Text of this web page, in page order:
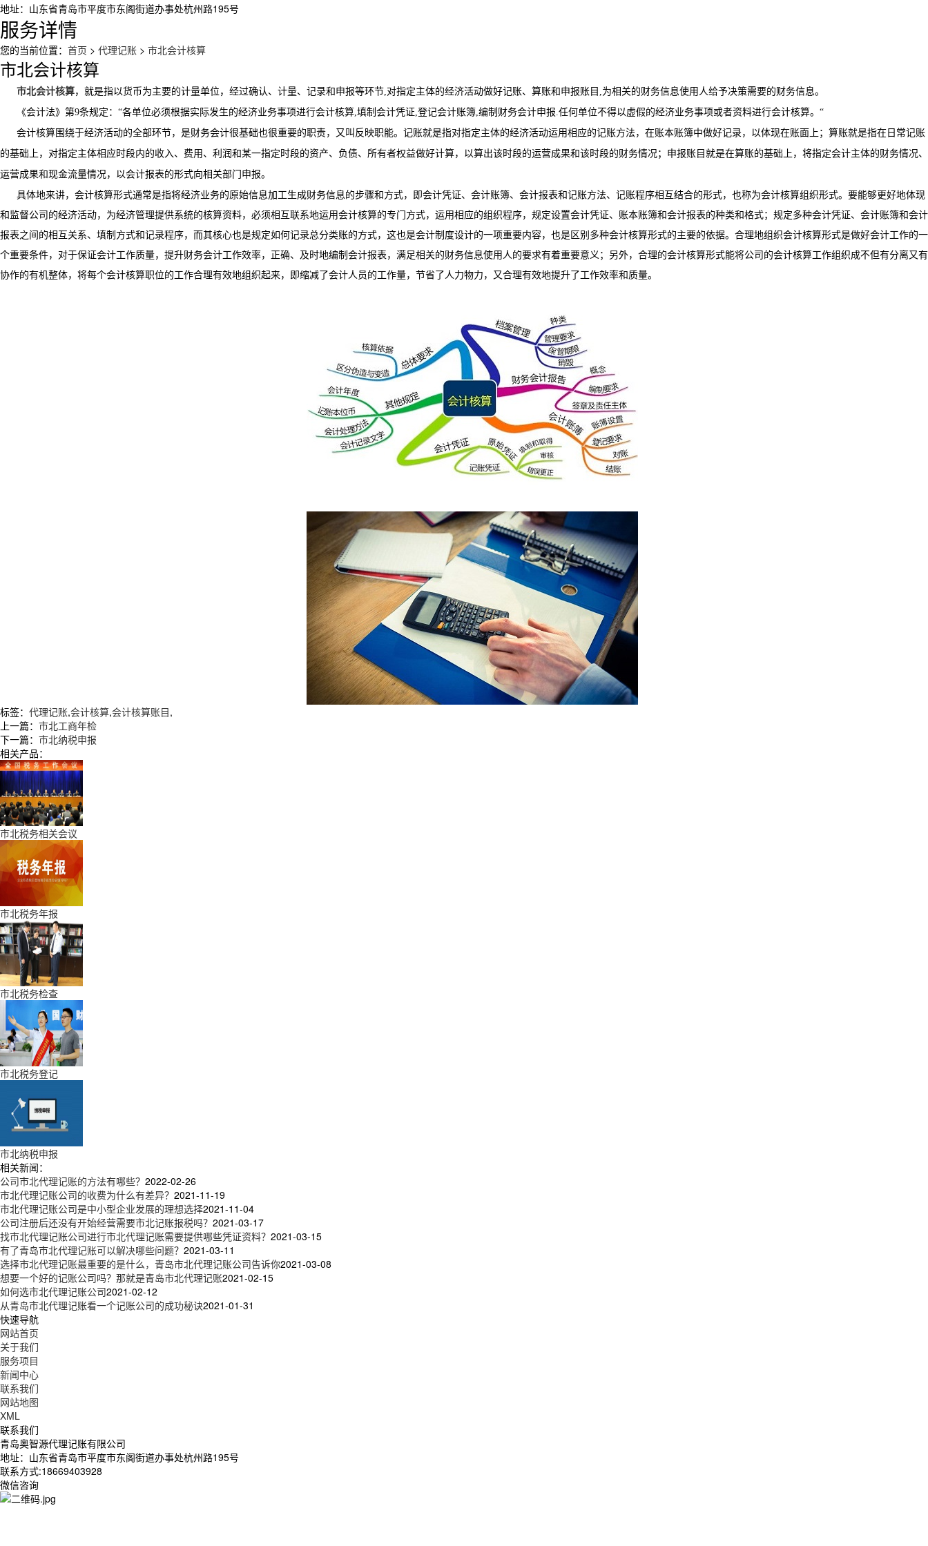
地址：山东省青岛市平度市东阁街道办事处杭州路195号
服务详情
您的当前位置： 首页 > 代理记账 > 市北会计核算
市北会计核算
市北会计核算，就是指以货币为主要的计量单位，经过确认、计量、记录和申报等环节,对指定主体的经济活动做好记账、算账和申报账目 ,为相关的财务信息使用人给予决策需要的财务信息。
《会计法》第9条规定：“各单位必须根据实际发生的经济业务事项进行会计核算,填制会计凭证,登记会计账簿,编制财务会计申报.任何单位不得以虚假的经济业务事项或者资料进行会计核算。“
会计核算围绕于经济活动的全部环节，是财务会计很基础也很重要的职责，又叫反映职能。记账就是指对指定主体的经济活动运用相应的记账方法，在账本账簿中做好记录，以体现在账面上；算账就是指在日常记账
的基础上，对指定主体相应时段内的收入、费用、利润和某一指定时段的资产、负债、所有者权益做好计算，以算出该时段的运营成果和该时段的财务情况；申报账目就是在算账的基础上，将指定会计主体的财务情况、
运营成果和现金流量情况，以会计报表的形式向相关部门申报。
具体地来讲，会计核算形式通常是指将经济业务的原始信息加工生成财务信息的步骤和方式，即会计凭证、会计账簿、会计报表和记账方法、记账程序相互结合的形式，也称为会计核算组织形式。要能够更好地体现
和监督公司的经济活动，为经济管理提供系统的核算资料，必须相互联系地运用会计核算的专门方式，运用相应的组织程序，规定设置会计凭证、账本账簿和会计报表的种类和格式；规定多种会计凭证、会计账簿和会计
报表之间的相互关系、填制方式和记录程序，而其核心也是规定如何记录总分类账的方式，这也是会计制度设计的一项重要内容，也是区别多种会计核算形式的主要的依据。合理地组织会计核算形式是做好会计工作的一
个重要条件，对于保证会计工作质量，提升财务会计工作效率，正确、及时地编制会计报表，满足相关的财务信息使用人的要求有着重要意义；另外，合理的会计核算形式能将公司的会计核算工作组织成不但有分离又有
协作的有机整体，将每个会计核算职位的工作合理有效地组织起来，即缩减了会计人员的工作量，节省了人力物力，又合理有效地提升了工作效率和质量。
标签： 代理记账,会计核算,会计核算账目,
上一篇： 市北工商年检
下一篇： 市北纳税申报
相关产品：
市北税务相关会议
市北税务年报
市北税务检查
市北税务登记
市北纳税申报
相关新闻：
公司市北代理记账的方法有哪些？ 2022-02-26
市北代理记账公司的收费为什么有差异？ 2021-11-19
市北代理记账公司是中小型企业发展的理想选择2021-11-04
公司注册后还没有开始经营需要市北记账报税吗？ 2021-03-17
找市北代理记账公司进行市北代理记账需要提供哪些凭证资料？ 2021-03-15
有了青岛市北代理记账可以解决哪些问题？ 2021-03-11
选择市北代理记账最重要的是什么，青岛市北代理记账公司告诉你2021-03-08
想要一个好的记账公司吗？那就是青岛市北代理记账2021-02-15
如何选市北代理记账公司2021-02-12
从青岛市北代理记账看一个记账公司的成功秘诀2021-01-31
快速导航
网站首页
关于我们
服务项目
新闻中心
联系我们
网站地图
XML
联系我们
青岛奥智源代理记账有限公司
地址：山东省青岛市平度市东阁街道办事处杭州路195号
联系方式:18669403928
微信咨询